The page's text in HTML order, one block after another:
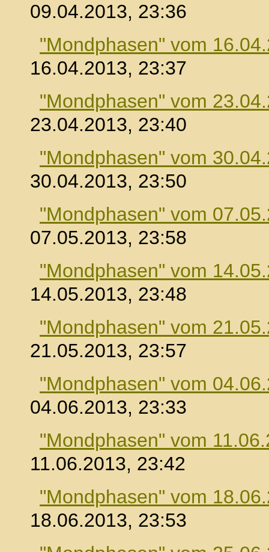
09.04.2013, 23:36
"Mondphasen" vom
16.04.2013, 23:37
"Mondphasen" vom
23.04.2013, 23:40
"Mondphasen" vom
30.04.2013, 23:50
"Mondphasen" vom
07.05.2013, 23:58
"Mondphasen" vom
14.05.2013, 23:48
"Mondphasen" vom
21.05.2013, 23:57
"Mondphasen" vom
04.06.2013, 23:33
"Mondphasen" vom
11.06.2013, 23:42
"Mondphasen" vom
18.06.2013, 23:53